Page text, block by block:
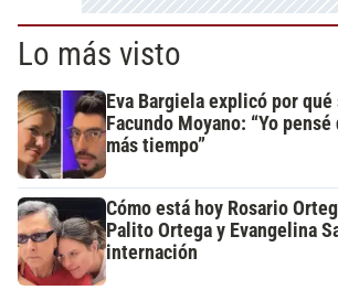
Lo más visto
Eva Bargiela explicó por
Facundo Moyano: “Yo
más tiempo”
Cómo está hoy Rosario
Palito Ortega y Evangelina
internación